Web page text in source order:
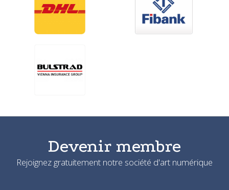
Devenir membre
Rejoignez gratuitement notre société d'art numérique